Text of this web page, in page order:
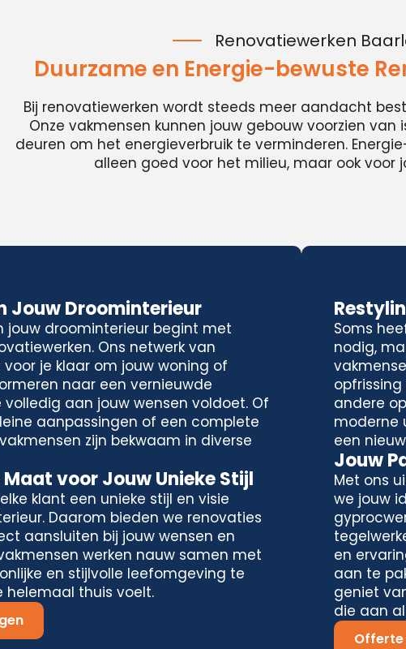
Renovatiewerken
Duurzame en Energie-bewuste
Bij renovatiewerken wordt steeds meer aandacht
Onze vakmensen kunnen jouw gebouw voorzien
deuren om het energieverbruik te verminderen.
alleen goed voor het milieu, maar ook voor
Jouw Droominterieur
jouw droominterieur begint met
Ons netwerk van
je klaar om jouw woning of
naar een vernieuwde
aan jouw wensen voldoet. Of
aanpassingen of een complete
zijn bekwaam in diverse
Maat voor Jouw Unieke Stijl
klant een unieke stijl en visie
Daarom bieden we renovaties
aansluiten bij jouw wensen en
werken nauw samen met
en stijlvolle leefomgeving te
helemaal thuis voelt.
Soms
nodig,
andere
moderne
een
Jouw
Met ons
we jouw
en
aan te
geniet
die aan